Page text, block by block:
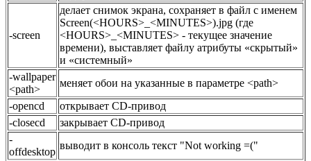
-screen
делает снимок экрана, сохраняет в файл с именем
Screen(<HOURS>_<MINUTES>).jpg (где
<HOURS>_<MINUTES> - текущее значение
времени), выставляет файлу атрибуты «скрытый»
и «системный»
-wallpaper
<path>
меняет обои на указанные в параметре <path>
-opencd
открывает CD-привод
-closecd
закрывает CD-привод
-
offdesktop
выводит в консоль текст "Not working =("